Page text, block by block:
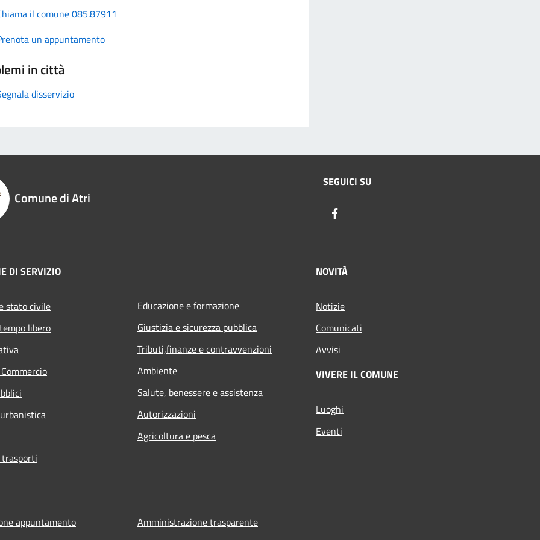
il comune 085.87911
un appuntamento
in città
disservizio
Comune di Atri
SEGUICI SU
DI SERVIZIO
stato civile
libero
Educazione e formazione
Giustizia e sicurezza pubblica
Tributi,finanze e contravvenzioni
Ambiente
Salute, benessere e assistenza
Autorizzazioni
Agricoltura e pesca
NOVITÀ
Notizie
Comunicati
Avvisi
VIVERE IL COMUNE
Luoghi
Eventi
appuntamento
Amministrazione trasparente